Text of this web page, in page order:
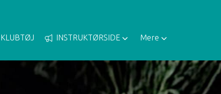
KLUBTØJ INSTRUKTØRSIDE Mere